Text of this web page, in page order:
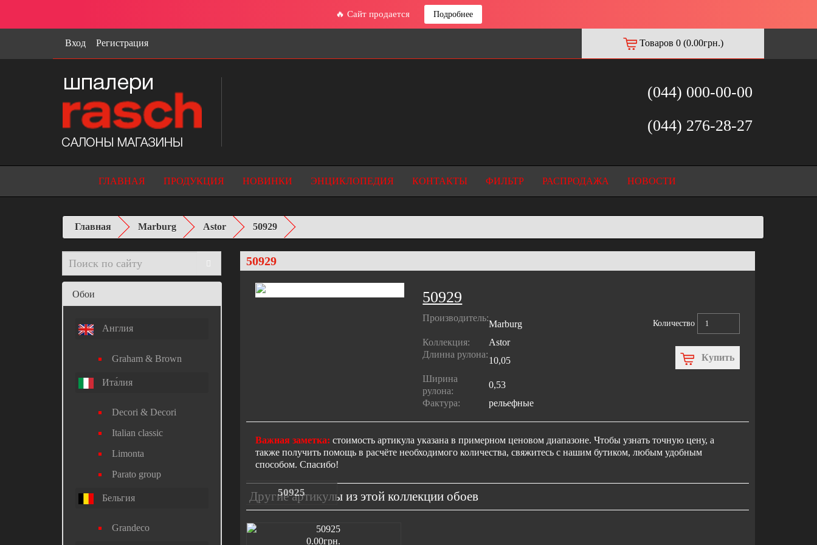
🔥 Сайт продается Подробнее
Вход Регистрация Товаров 0 (0.00грн.)
(044) 000-00-00
(044) 276-28-27
ГЛАВНАЯ ПРОДУКЦИЯ НОВИНКИ ЭНЦИКЛОПЕДИЯ КОНТАКТЫ ФИЛЬТР РАСПРОДАЖА НОВОСТИ
Главная Marburg Astor 50929
Обои
Англия
Graham & Brown
Ита́лия
Decori & Decori
Italian classic
Limonta
Parato group
Бельгия
Grandeco
50929
50929
Производитель:
Marburg
Коллекция:
Astor
Длинна рулона:
10,05
Ширина
рулона:
0,53
Фактура:
рельефные
Количество
Купить
Важная заметка: стоимость артикула указана в примерном ценовом диапазоне. Чтобы узнать точную цену, а
также получить помощь в расчёте необходимого количества, свяжитесь с нашим бутиком, любым удобным
способом. Спасибо!
Другие артикулы из этой коллекции обоев
50925
0.00грн.